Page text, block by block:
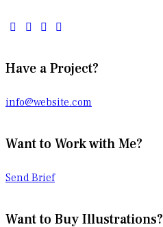
Have a Project?
info@website.com
Want to Work with Me?
Send Brief
Want to Buy Illustrations?